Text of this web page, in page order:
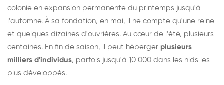
colonie en expansion permanente du printemps jusqu'à
l'automne. À sa fondation, en mai, il ne compte qu'une reine
et quelques dizaines d'ouvrières. Au cœur de l'été, plusieurs
centaines. En fin de saison, il peut héberger plusieurs
milliers d'individus, parfois jusqu'à 10 000 dans les nids les
plus développés.